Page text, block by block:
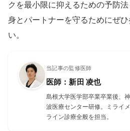
クを最小限に抑えるための予防
身とパートナーを守るためにぜ
い。
当記事の監修医師
医師：新田 凌也
島根大学医学部卒業卒業後、
波医療センター研修。ミライ
ライン診療全般を担当。